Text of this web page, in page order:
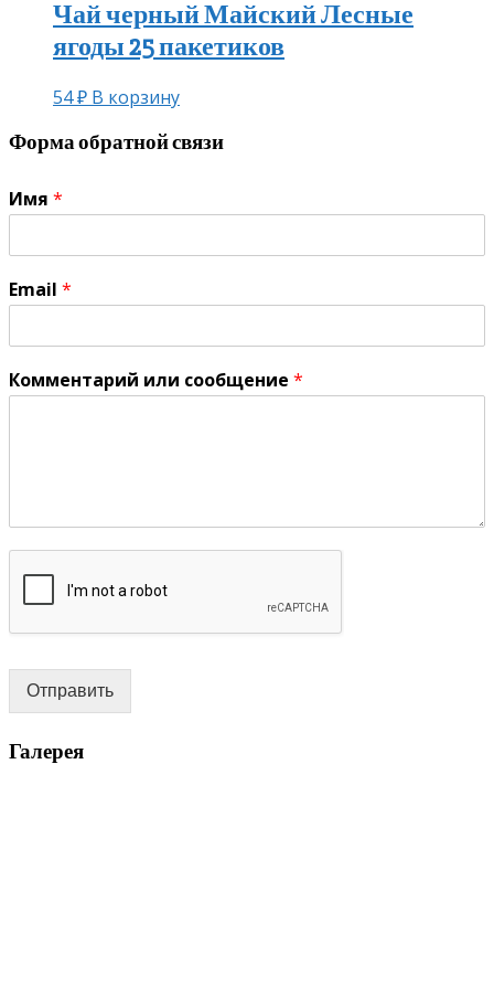
Чай черный Майский Лесные
ягоды 25 пакетиков
54₽ В корзину
Форма обратной связи
Имя *
Email *
Комментарий или сообщение *
Отправить
Галерея